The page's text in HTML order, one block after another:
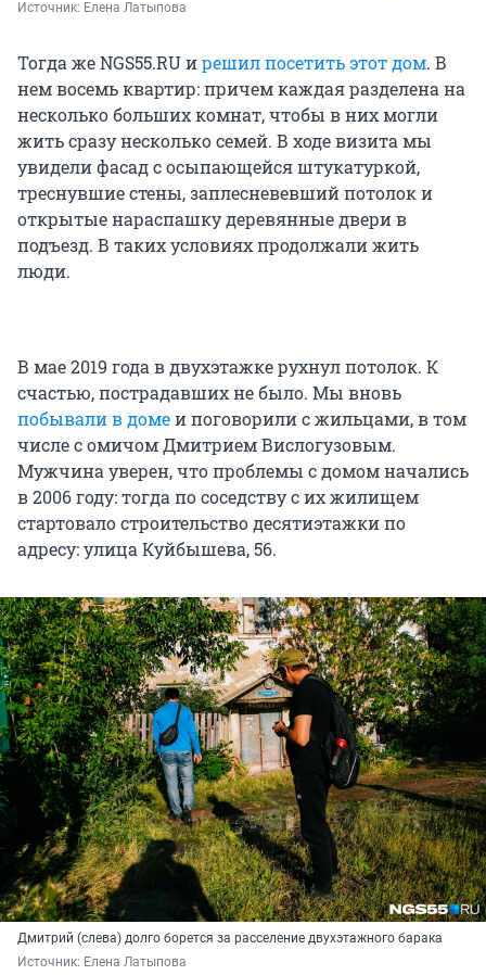
Источник: Елена Латыпова
Тогда же NGS55.RU ирешил посетить этот дом. В
нем восемь квартир: причем каждая разделена на
несколько больших комнат, чтобы в них могли
жить сразу несколько семей. В ходе визита мы
увидели фасад с осыпающейся штукатуркой,
треснувшие стены, заплесневевший потолок и
открытые нараспашку деревянные двери в
подъезд. В таких условиях продолжали жить
люди.
В мае 2019 года в двухэтажке рухнул потолок. К
счастью, пострадавших не было. Мы вновь
побывали в домеи поговорили с жильцами, в том
числе с омичом Дмитрием Вислогузовым.
Мужчина уверен, что проблемы с домом начались
в 2006 году: тогда по соседству с их жилищем
стартовало строительство десятиэтажки по
адресу: улица Куйбышева, 56.
Дмитрий (слева) долго борется за расселение двухэтажного барака
Источник: Елена Латыпова